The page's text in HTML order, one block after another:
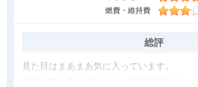
気になった点
〜〜〜〜〜〜〜〜〜〜シート感は軽カー並
インチだが幅、扁平率は希少なサイズ。〜
燃費・維持費
総評
見た目はまあまあ気に入っています。